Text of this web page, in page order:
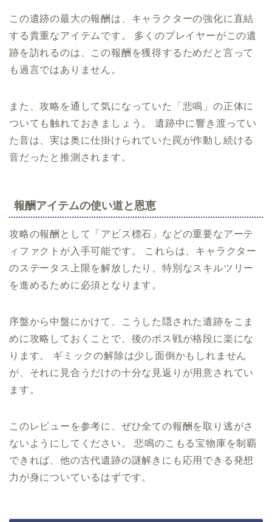
この遺跡の最大の報酬は、キャラクターの強化に直結
する貴重なアイテムです。 多くのプレイヤーがこの遺
跡を訪れるのは、この報酬を獲得するためだと言って
も過言ではありません。
また、攻略を通して気になっていた「悲鳴」の正体に
ついても触れておきましょう。 遺跡中に響き渡ってい
た音は、実は奥に仕掛けられていた罠が作動し続ける
音だったと推測されます。
報酬アイテムの使い道と恩恵
攻略の報酬として「アビス標石」などの重要なアーテ
ィファクトが入手可能です。 これらは、キャラクター
のステータス上限を解放したり、特別なスキルツリー
を進めるために必須となります。
序盤から中盤にかけて、こうした隠された遺跡をこま
めに攻略しておくことで、後のボス戦が格段に楽にな
ります。 ギミックの解除は少し面倒かもしれません
が、それに見合うだけの十分な見返りが用意されてい
ます。
このレビューを参考に、ぜひ全ての報酬を取り逃がさ
ないようにしてください。 悲鳴のこもる宝物庫を制覇
できれば、他の古代遺跡の謎解きにも応用できる発想
力が身についているはずです。